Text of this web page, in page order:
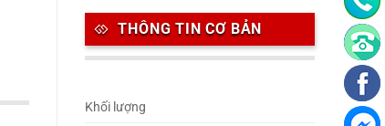
THÔNG TIN CƠ BẢN
Khối lượng